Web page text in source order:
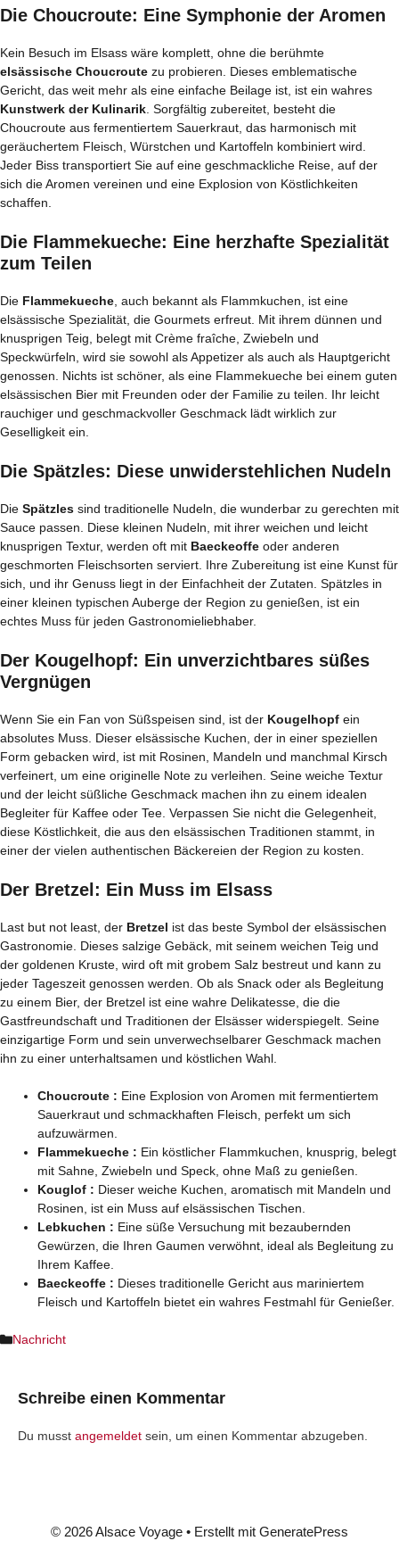
Die Choucroute: Eine Symphonie der Aromen
Kein Besuch im Elsass wäre komplett, ohne die berühmte
elsässische Choucroute zu probieren. Dieses emblematische
Gericht, das weit mehr als eine einfache Beilage ist, ist ein wahres
Kunstwerk der Kulinarik . Sorgfältig zubereitet, besteht die
Choucroute aus fermentiertem Sauerkraut, das harmonisch mit
geräuchertem Fleisch, Würstchen und Kartoffeln kombiniert wird.
Jeder Biss transportiert Sie auf eine geschmackliche Reise, auf der
sich die Aromen vereinen und eine Explosion von Köstlichkeiten
schaffen.
Die Flammekueche: Eine herzhafte Spezialität
zum Teilen
Die Flammekueche , auch bekannt als Flammkuchen, ist eine
elsässische Spezialität, die Gourmets erfreut. Mit ihrem dünnen und
knusprigen Teig, belegt mit Crème fraîche, Zwiebeln und
Speckwürfeln, wird sie sowohl als Appetizer als auch als Hauptgericht
genossen. Nichts ist schöner, als eine Flammekueche bei einem guten
elsässischen Bier mit Freunden oder der Familie zu teilen. Ihr leicht
rauchiger und geschmackvoller Geschmack lädt wirklich zur
Geselligkeit ein.
Die Spätzles: Diese unwiderstehlichen Nudeln
Die Spätzles sind traditionelle Nudeln, die wunderbar zu gerechten mit
Sauce passen. Diese kleinen Nudeln, mit ihrer weichen und leicht
knusprigen Textur, werden oft mit Baeckeoffe oder anderen
geschmorten Fleischsorten serviert. Ihre Zubereitung ist eine Kunst für
sich, und ihr Genuss liegt in der Einfachheit der Zutaten. Spätzles in
einer kleinen typischen Auberge der Region zu genießen, ist ein
echtes Muss für jeden Gastronomieliebhaber.
Der Kougelhopf: Ein unverzichtbares süßes
Vergnügen
Wenn Sie ein Fan von Süßspeisen sind, ist der Kougelhopf ein
absolutes Muss. Dieser elsässische Kuchen, der in einer speziellen
Form gebacken wird, ist mit Rosinen, Mandeln und manchmal Kirsch
verfeinert, um eine originelle Note zu verleihen. Seine weiche Textur
und der leicht süßliche Geschmack machen ihn zu einem idealen
Begleiter für Kaffee oder Tee. Verpassen Sie nicht die Gelegenheit,
diese Köstlichkeit, die aus den elsässischen Traditionen stammt, in
einer der vielen authentischen Bäckereien der Region zu kosten.
Der Bretzel: Ein Muss im Elsass
Last but not least, der Bretzel ist das beste Symbol der elsässischen
Gastronomie. Dieses salzige Gebäck, mit seinem weichen Teig und
der goldenen Kruste, wird oft mit grobem Salz bestreut und kann zu
jeder Tageszeit genossen werden. Ob als Snack oder als Begleitung
zu einem Bier, der Bretzel ist eine wahre Delikatesse, die die
Gastfreundschaft und Traditionen der Elsässer widerspiegelt. Seine
einzigartige Form und sein unverwechselbarer Geschmack machen
ihn zu einer unterhaltsamen und köstlichen Wahl.
Choucroute : Eine Explosion von Aromen mit fermentiertem
Sauerkraut und schmackhaften Fleisch, perfekt um sich
aufzuwärmen.
Flammekueche : Ein köstlicher Flammkuchen, knusprig, belegt
mit Sahne, Zwiebeln und Speck, ohne Maß zu genießen.
Kouglof : Dieser weiche Kuchen, aromatisch mit Mandeln und
Rosinen, ist ein Muss auf elsässischen Tischen.
Lebkuchen : Eine süße Versuchung mit bezaubernden
Gewürzen, die Ihren Gaumen verwöhnt, ideal als Begleitung zu
Ihrem Kaffee.
Baeckeoffe : Dieses traditionelle Gericht aus mariniertem
Fleisch und Kartoffeln bietet ein wahres Festmahl für Genießer.
Kategorien
Nachricht
Schreibe einen Kommentar
Du musst angemeldet sein, um einen Kommentar abzugeben.
© 2026 Alsace Voyage • Erstellt mit GeneratePress